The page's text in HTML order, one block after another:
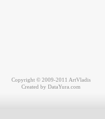
Copyright © 2009-2011 ArtVladis
Created by DataYura.com